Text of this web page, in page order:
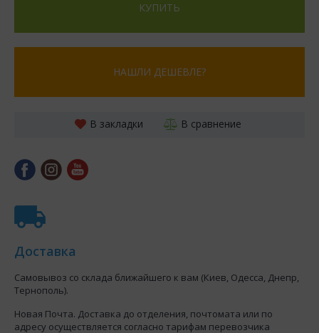
КУПИТЬ
НАШЛИ ДЕШЕВЛЕ?
В закладки В сравнение
Доставка
Самовывоз со склада ближайшего к вам (Киев, Одесса, Днепр,
Тернополь).
Новая Почта. Доставка до отделения, почтомата или по
адресу осуществляется согласно тарифам перевозчика